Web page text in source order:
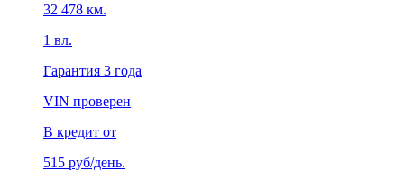
32 478 км.
1 вл.
Гарантия 3 года
VIN проверен
В кредит от
515 руб/день.